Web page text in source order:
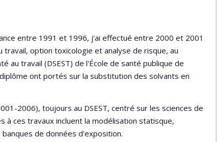
entre 1991 et 1996, j'ai effectué entre 2000 et 2001
option toxicologie et analyse de risque, au
au travail (DSEST) de l'École de santé publique de
ont portés sur la substitution des solvants en
2006), toujours au DSEST, centré sur les sciences de
à ces travaux incluent la modélisation statisque,
de données d'exposition.